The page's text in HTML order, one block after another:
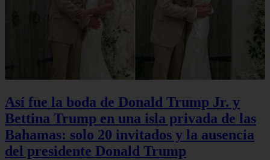
Así fue la boda de Donald Trump Jr. y
Bettina Trump en una isla privada de las
Bahamas: solo 20 invitados y la ausencia
del presidente Donald Trump